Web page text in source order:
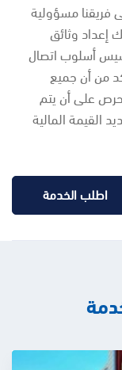
فريقنا مسؤولية
إعداد وثائق
أسلوب اتصال
من أن جميع
على أن يتم
القيمة المالية
اطلب الخدمة